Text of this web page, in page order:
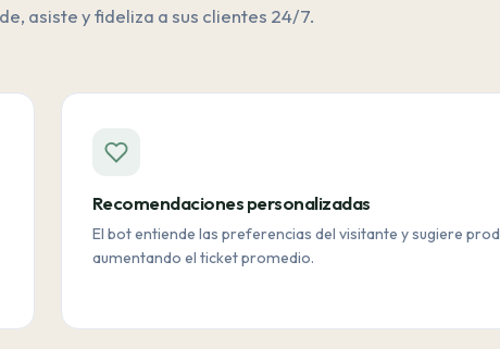
asiste y fideliza a sus clientes 24/7.
Recomendaciones personalizadas
El bot entiende las preferencias del visitante y sugiere
aumentando el ticket promedio.